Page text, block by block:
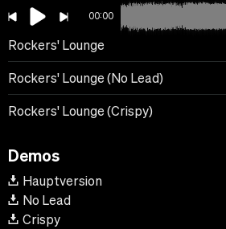
00:00
Rockers' Lounge
Rockers' Lounge (No Lead)
Rockers' Lounge (Crispy)
Demos
Hauptversion
No Lead
Crispy